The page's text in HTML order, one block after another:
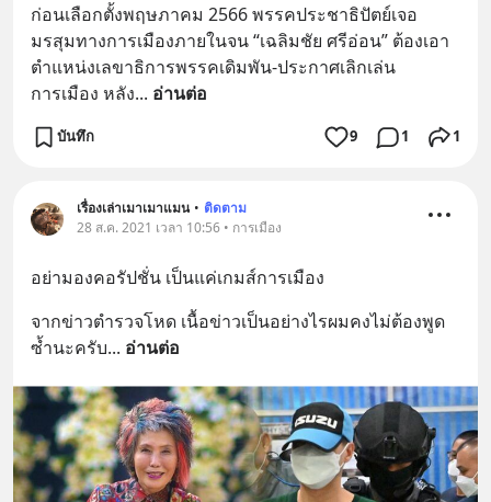
ก่อนเลือกตั้งพฤษภาคม 2566 พรรคประชาธิปัตย์เจอ
มรสุมทางการเมืองภายในจน “เฉลิมชัย ศรีอ่อน” ต้องเอา
ตำแหน่งเลขาธิการพรรคเดิมพัน-ประกาศเลิกเล่น
การเมือง หลัง... อ่านต่อ
บันทึก 9 1 1
เรื่องเล่าเมาเมาแมน • ติดตาม
28 ส.ค. 2021 เวลา 10:56 • การเมือง
อย่ามองคอรัปชั่น เป็นแค่เกมส์การเมือง
จากข่าวตำรวจโหด เนื้อข่าวเป็นอย่างไรผมคงไม่ต้องพูด
ซ้ำนะครับ... อ่านต่อ